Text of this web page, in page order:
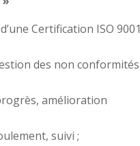
Certification ISO 9001
des non conformités
amélioration
suivi ;